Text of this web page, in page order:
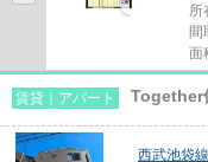
所
間
面
賃貸｜アパート Together
西武池袋線